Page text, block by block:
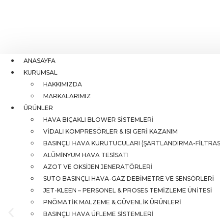
ANASAYFA
KURUMSAL
HAKKIMIZDA
MARKALARIMIZ
ÜRÜNLER
HAVA BIÇAKLI BLOWER SISTEMLERI
VIDALI KOMPRESÖRLER & ISI GERI KAZANIM
BASINÇLI HAVA KURUTUCULARI (ŞARTLANDIRMA-
ALÜMINYUM HAVA TESISATI
AZOT VE OKSIJEN JENERATÖRLERI
SUTO BASINÇLI HAVA-GAZ DEBIMETRE VE SENSÖRLERI
JET-KLEEN – PERSONEL & PROSES TEMIZLEME ÜNITESI
PNÖMATIK MALZEME & GÜVENLIK ÜRÜNLERI
BASINÇLI HAVA ÜFLEME SISTEMLERI